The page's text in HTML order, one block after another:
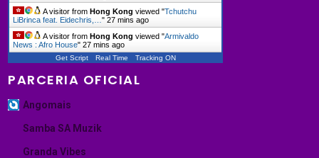
A visitor fromHong Kong viewed "Tchutchu
LiBrinca feat. Eidechris,…"27 mins ago
A visitor fromHong Kong viewed "Armivaldo
News : Afro House"27 mins ago
Get Script Real Time Tracking ON
PARCERIA OFICIAL
Angomais
Samba SA Muzik
Granda Vibes